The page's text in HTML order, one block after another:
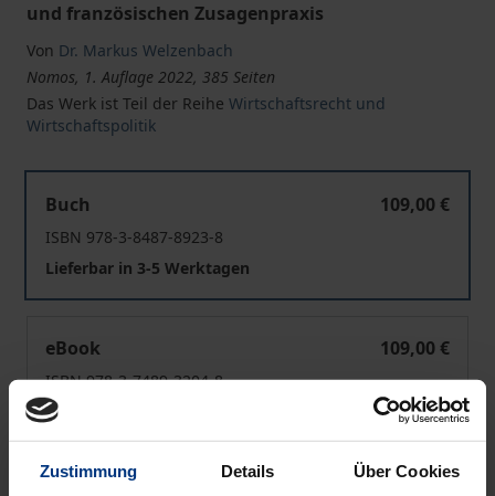
Zustimmung Details Über Cookies
und französischen Zusagenpraxis
Von Dr. Markus Welzenbach
Nomos, 1. Auflage 2022, 385 Seiten
Das Werk ist Teil der Reihe Wirtschaftsrecht und
Wirtschaftspolitik
Buch
109,00 €
ISBN 978-3-8487-8923-8
Lieferbar in 3-5 Werktagen
eBook
109,00 €
ISBN 978-3-7489-3204-8
Lieferbar
Preisangaben inkl. MwSt. Abhängig von der Lieferadresse